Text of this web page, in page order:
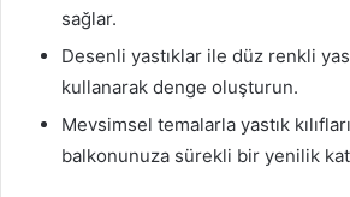
sağlar.
Desenli yastıklar ile düz renkli
kullanarak denge oluşturun.
Mevsimsel temalarla yastık
balkonunuza sürekli bir yenilik